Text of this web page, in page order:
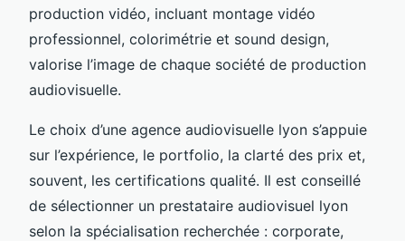
production vidéo, incluant montage vidéo
professionnel, colorimétrie et sound design,
valorise l’image de chaque société de production
audiovisuelle.
Le choix d’une agence audiovisuelle lyon s’appuie
sur l’expérience, le portfolio, la clarté des prix et,
souvent, les certifications qualité. Il est conseillé
de sélectionner un prestataire audiovisuel lyon
selon la spécialisation recherchée : corporate,